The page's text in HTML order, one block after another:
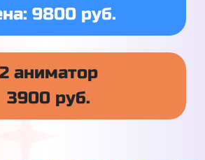
9800 руб.
2 аниматор
3900 руб.